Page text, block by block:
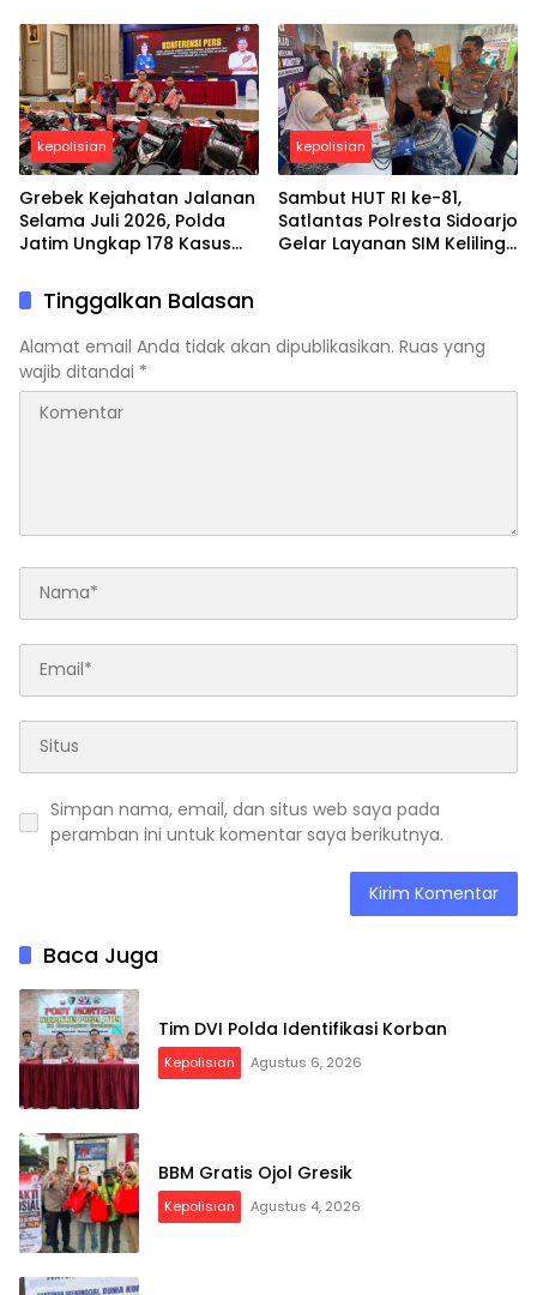
kepolisian
Grebek Kejahatan Jalanan
Selama Juli 2026, Polda
Jatim Ungkap 178 Kasus
Tersangka
kepolisian
Sambut HUT RI ke-81,
Satlantas Polresta Sidoarjo
Gelar Layanan SIM Keliling
Tinggalkan Balasan
Alamat email Anda tidak akan dipublikasikan. Ruas yang
wajib ditandai *
Simpan nama, email, dan situs web saya pada
peramban ini untuk komentar saya berikutnya.
Baca Juga
Tim DVI Polda Identifikasi Korban
Kepolisian Agustus 6, 2026
BBM Gratis Ojol Gresik
Kepolisian Agustus 4, 2026